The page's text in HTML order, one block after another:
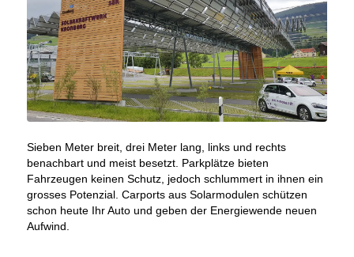
Sieben Meter breit, drei Meter lang, links und rechts
benachbart und meist besetzt. Parkplätze bieten
Fahrzeugen keinen Schutz, jedoch schlummert in ihnen ein
grosses Potenzial. Carports aus Solarmodulen schützen
schon heute Ihr Auto und geben der Energiewende neuen
Aufwind.